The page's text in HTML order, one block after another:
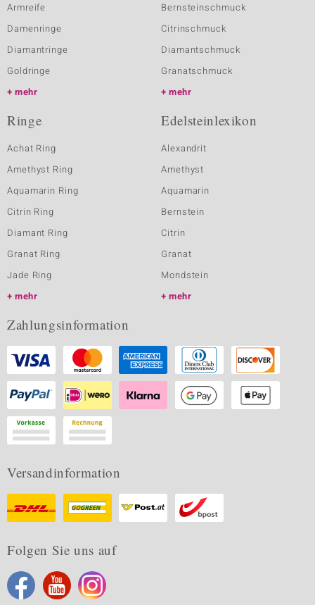
Armreife
Damenringe
Diamantringe
Goldringe
mehr
Bernsteinschmuck
Citrinschmuck
Diamantschmuck
Granatschmuck
mehr
Ringe
Achat Ring
Amethyst Ring
Aquamarin Ring
Citrin Ring
Diamant Ring
Granat Ring
Jade Ring
mehr
Edelsteinlexikon
Alexandrit
Amethyst
Aquamarin
Bernstein
Citrin
Granat
Mondstein
mehr
Zahlungsinformation
Versandinformation
Folgen Sie uns auf